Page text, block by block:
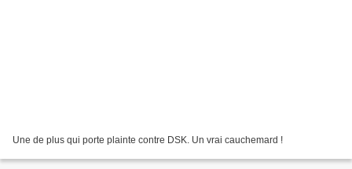
Une de plus qui porte plainte contre DSK. Un vrai cauchemard !